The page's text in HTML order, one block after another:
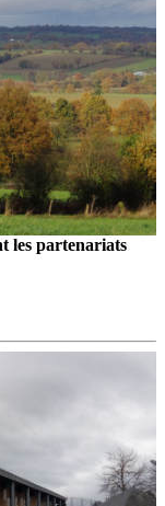
les partenariats